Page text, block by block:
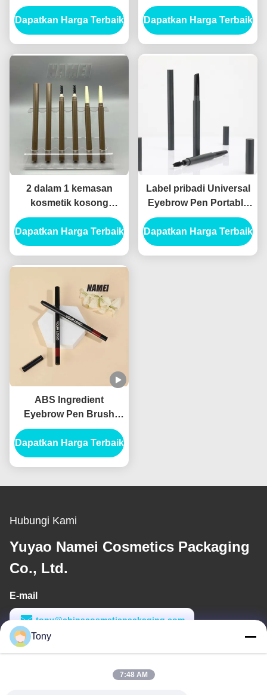
kosong yang ramping
Kontainer Pensil alis
kosong yang ramping
Dapatkan Harga Terbaik
ABS Formula Otomatis
Dapatkan Harga Terbaik
2 dalam 1 kemasan
kosmetik kosong
Kontainer tabung alis
kosong Kontainer
tabung Eyeliner kosong
Dapatkan Harga Terbaik
Label pribadi Universal
Eyebrow Pen Portable
Brow Makeup Pen Tube
Double Ended Eyebrow
Pencil Custom Eyebrow
Dapatkan Harga Terbaik
ABS Ingredient
Eyebrow Pen Brush
Applicator untuk Hasil
Profesional
Dapatkan Harga Terbaik
Hubungi Kami
Yuyao Namei Cosmetics Packaging
Co., Ltd.
E-mail
tony@chinacosmeticpackaging.com
Waktu Kerja
Tony
7:48 AM